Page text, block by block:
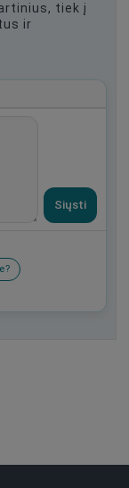
tiek į
ir
Siųsti